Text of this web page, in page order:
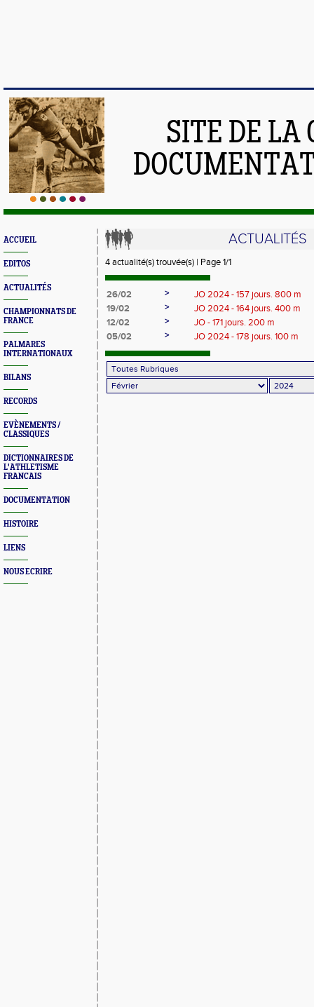
SITE DE LA
ACCUEIL
EDITOS
ACTUALITÉS
CHAMPIONNATS DE
FRANCE
PALMARES
INTERNATIONAUX
BILANS
RECORDS
EVÈNEMENTS /
CLASSIQUES
DICTIONNAIRES DE
L'ATHLETISME
FRANCAIS
DOCUMENTATION
HISTOIRE
LIENS
NOUS ECRIRE
ACTUALITÉS
4 actualité(s) trouvée(s) | Page 1/1
26/02 >
JO 2024 - 157 jours. 800 m
19/02
>
JO 2024 - 164 jours. 400 m
12/02
>
JO - 171 jours. 200 m
05/02
> JO 2024 - 178 jours. 100 m